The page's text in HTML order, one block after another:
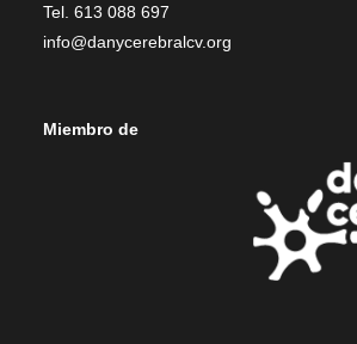
Tel. 613 088 697
info@danycerebralcv.org
Miembro de